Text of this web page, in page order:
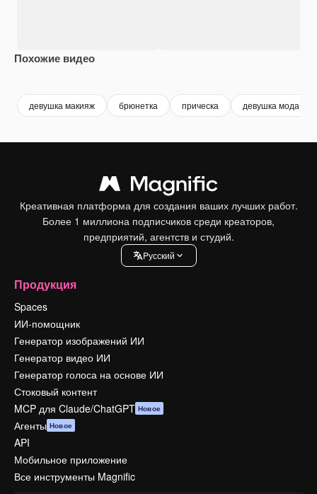
Похожие видео
девушка макияж брюнетка прическа девушка мода
Креативная платформа для создания ваших лучших работ.
Более 1 миллиона подписчиков среди креаторов,
предприятий, агентств и студий.
Pусский
Продукция
Spaces
ИИ-помощник
Генератор изображений ИИ
Генератор видео ИИ
Генератор голоса на основе ИИ
Стоковый контент
MCP для Claude/ChatGPT Новое
Агенты Новое
API
Мобильное приложение
Все инструменты Magnific